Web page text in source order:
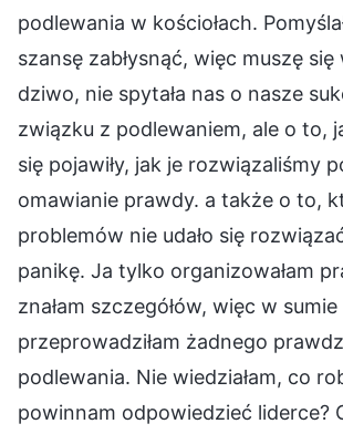
podlewania w kościołach.
szansę zabłysnąć, więc muszę
dziwo, nie spytała nas o nasze
związku z podlewaniem, ale o to,
się pojawiły, jak je rozwiązaliśmy
omawianie prawdy. a także o to,
problemów nie udało się
panikę. Ja tylko organizowałam
znałam szczegółów, więc w sumie
przeprowadziłam żadnego
podlewania. Nie wiedziałam, co
powinnam odpowiedzieć liderce?